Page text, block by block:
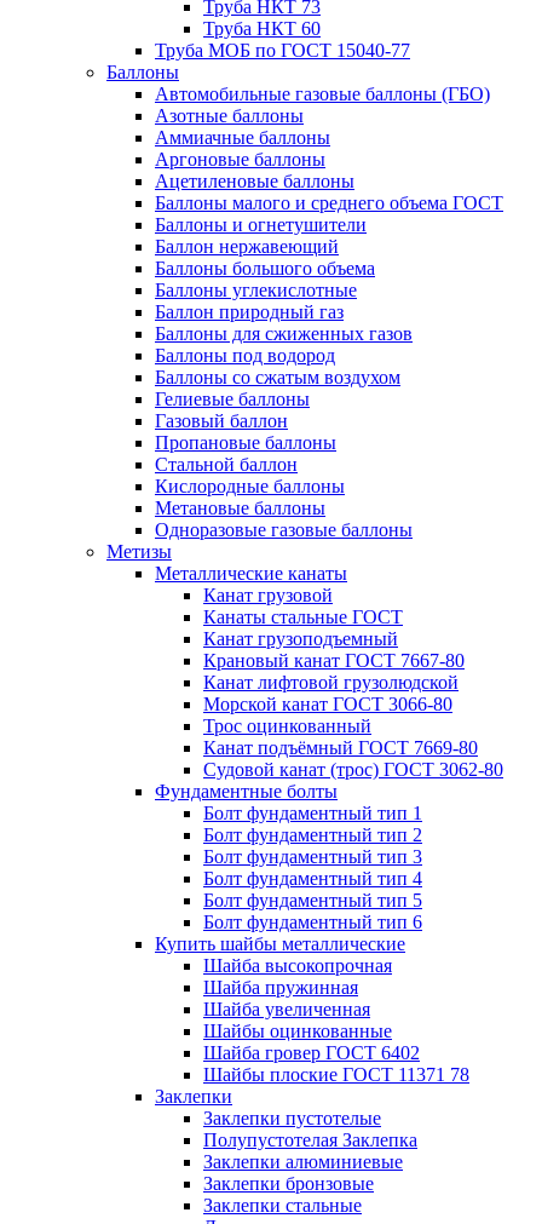
Труба НКТ 73
Труба НКТ 60
Труба МОБ по ГОСТ 15040-77
Баллоны
Автомобильные газовые баллоны (ГБО)
Азотные баллоны
Аммиачные баллоны
Аргоновые баллоны
Ацетиленовые баллоны
Баллоны малого и среднего объема ГОСТ
Баллоны и огнетушители
Баллон нержавеющий
Баллоны большого объема
Баллоны углекислотные
Баллон природный газ
Баллоны для сжиженных газов
Баллоны под водород
Баллоны со сжатым воздухом
Гелиевые баллоны
Газовый баллон
Пропановые баллоны
Стальной баллон
Кислородные баллоны
Метановые баллоны
Одноразовые газовые баллоны
Метизы
Металлические канаты
Канат грузовой
Канаты стальные ГОСТ
Канат грузоподъемный
Крановый канат ГОСТ 7667-80
Канат лифтовой грузолюдской
Морской канат ГОСТ 3066-80
Трос оцинкованный
Канат подъёмный ГОСТ 7669-80
Судовой канат (трос) ГОСТ 3062-80
Фундаментные болты
Болт фундаментный тип 1
Болт фундаментный тип 2
Болт фундаментный тип 3
Болт фундаментный тип 4
Болт фундаментный тип 5
Болт фундаментный тип 6
Купить шайбы металлические
Шайба высокопрочная
Шайба пружинная
Шайба увеличенная
Шайбы оцинкованные
Шайба гровер ГОСТ 6402
Шайбы плоские ГОСТ 11371 78
Заклепки
Заклепки пустотелые
Полупустотелая Заклепка
Заклепки алюминиевые
Заклепки бронзовые
Заклепки стальные